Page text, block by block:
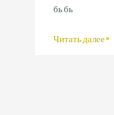
бь бь
Читать далее »